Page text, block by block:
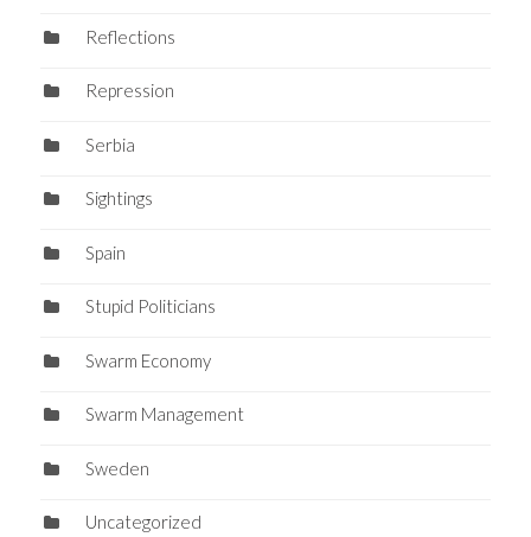
Reflections
Repression
Serbia
Sightings
Spain
Stupid Politicians
Swarm Economy
Swarm Management
Sweden
Uncategorized